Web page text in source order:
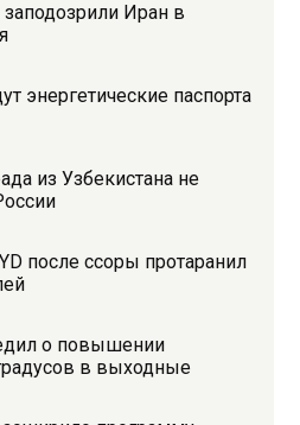
Иран в
энергетические паспорта
из Узбекистана не
после ссоры протаранил
о повышении
в выходные